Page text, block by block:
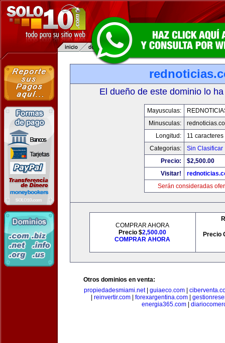
El dueño de este dominio lo
Mayusculas:
Minusculas:
Longitud:
11 caracteres
Categorias:
Sin Clasificar
Precio:
$2,500.00
Visitar!
Serán consideradas
COMPRAR AHORA
Precio $2,500.00
COMPRAR AHORA
Precio
Otros dominios en venta:
propiedadesmiami.net| guiaeco.com|
reinvertir.com forexargentina.com
energia365.com